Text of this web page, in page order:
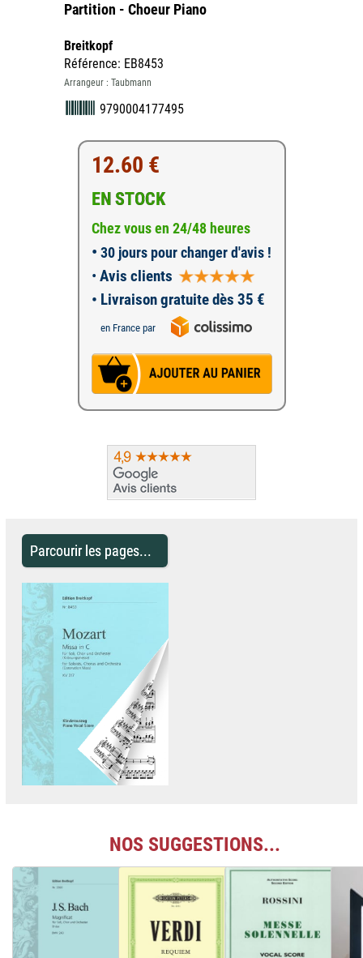
Partition - Choeur Piano
Breitkopf
Référence: EB8453
Arrangeur : Taubmann
9790004177495
12.60 €
EN STOCK
Chez vous en 24/48 heures
• 30 jours pour changer d'avis !
• Avis clients
• Livraison gratuite dès 35 €
en France par
Parcourir les pages...
NOS SUGGESTIONS...